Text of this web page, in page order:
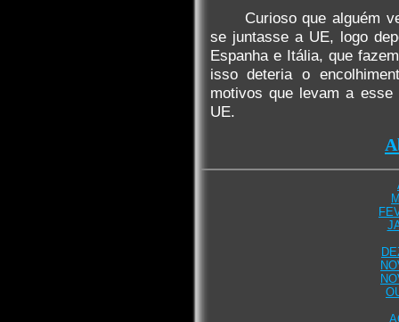
Curioso que alguém
se juntasse a UE, logo
Espanha e Itália, que
isso deteria o
motivos que levam a
UE.